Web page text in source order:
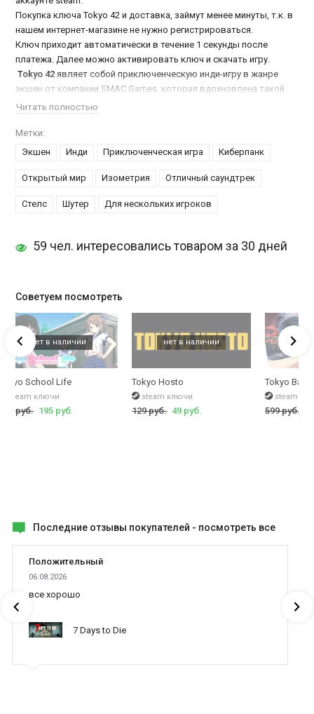
Покупка ключа Tokyo 42 и доставка, займут менее минуты, т.к. в
нашем интернет-магазине не нужно регистрироваться.
Ключ приходит автоматически в течение 1 секунды после
платежа. Далее можно активировать ключ и скачать игру.
Tokyo 42 являет собой приключенческую инди-игру в жанре
экшен от компании SMAC Games, которая вдохновлена такой
классикой, как Syndicate и Grand Theft Auto 1. Действия игры
можно поворачивать, чтобы раскрыть все грани этой
замысловато разработанной игре с открытым миром.
Физика пуль, прыжки с контролем воздуха, подлый стелс и
красочном кинетическом безумстве. В игре также будет
Читать полностью
Метки:
Экшен
Инди Приключенческая игра Киберпанк
Открытый мир Изометрия Отличный саундтрек
Стелс Шутер Для нескольких игроков
59 чел. интересовались товаром за 30 дней
Советуем посмотреть
School Life
steam ключи
руб. 195 руб.
Tokyo Hosto
steam ключи
129 руб. 49 руб.
Tokyo
steam
599 руб.
Последние отзывы покупателей - посмотреть все
Положительный
06.08.2026
все хорошо
7 Days to Die